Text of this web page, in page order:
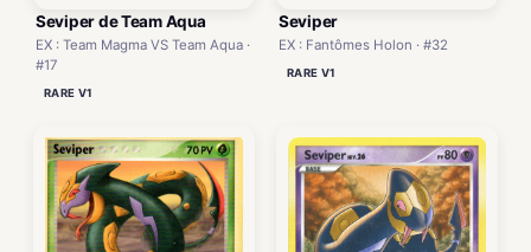
Seviper de Team Aqua
EX : Team Magma VS Team Aqua ·
#17
RARE V1
Seviper
EX : Fantômes Holon · #32
RARE V1